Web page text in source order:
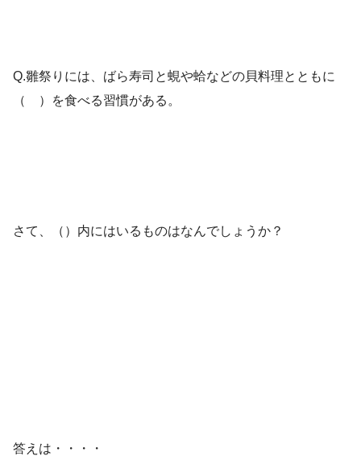
Q.雛祭りには、ばら寿司と蜆や蛤などの貝料理とともに
（ ）を食べる習慣がある。
さて、（）内にはいるものはなんでしょうか？
答えは・・・・